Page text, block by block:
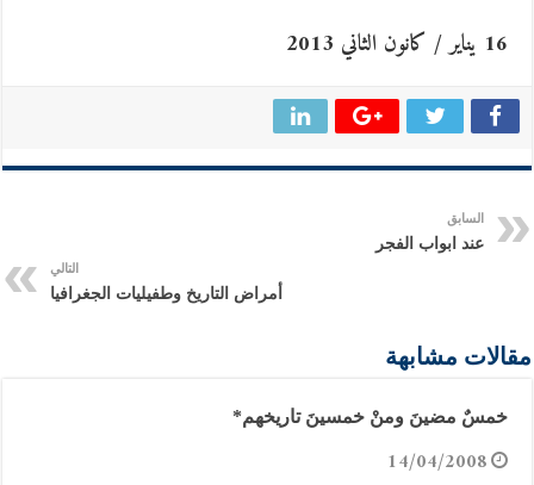
16 يناير / كانون الثاني 2013
السابق
عند ابواب الفجر
التالي
أمراض التاريخ وطفيليات الجغرافيا
مقالات مشابهة
خمسٌ مضينَ ومنْ خمسينَ تاريخهم*
14/04/2008